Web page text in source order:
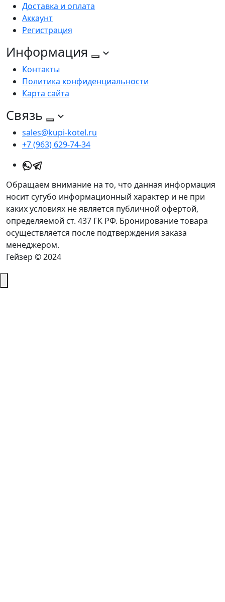
Доставка и оплата
Аккаунт
Регистрация
Информация
Контакты
Политика конфиденциальности
Карта сайта
Связь
sales@kupi-kotel.ru
+7 (963) 629-74-34
Обращаем внимание на то, что данная информация
носит сугубо информационный характер и не при
каких условиях не является публичной офертой,
определяемой ст. 437 ГК РФ. Бронирование товара
осуществляется после подтверждения заказа
менеджером.
Гейзер © 2024